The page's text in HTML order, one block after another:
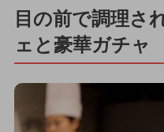
目の前で調理さ
ェと豪華ガチャ